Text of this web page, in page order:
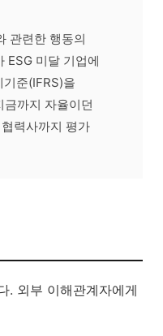
관련한 행동의
ESG 미달 기업에
준(IFRS)을
금까지 자율이던
력사까지 평가
. 외부 이해관계자에게